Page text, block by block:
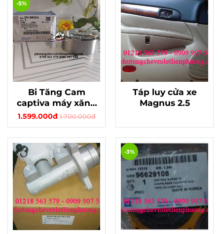
Bi Tăng Cam
captiva máy xăng
chính hãng
1.599.000đ 1.700.000đ
-5%
Táp luy cửa xe
Magnus 2.5
-3%